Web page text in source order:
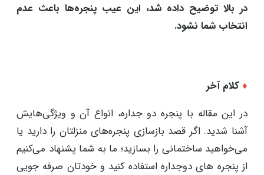
در بالا توضیح داده شد، این عیب پنجره‌ها باعث عدم
انتخاب شما نشود.
کلام آخر
در این مقاله با پنجره دو جداره، انواع آن و ویژگی‌هایش
آشنا شدید. اگر قصد بازسازی پنجره‌های منزلتان را دارید یا
می‌خواهید ساختمانی را بسازید؛ ما به شما پشنهاد می‌کنیم
از پنجره های دوجداره استفاده کنید و خودتان صرفه‌ جویی